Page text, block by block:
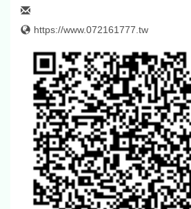
https://www.072161777.tw